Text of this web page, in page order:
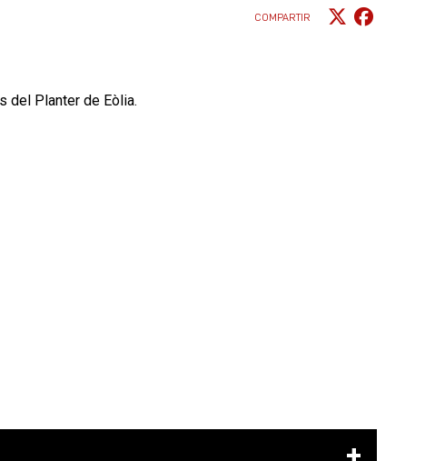
COMPARTIR
del Planter de Eòlia.